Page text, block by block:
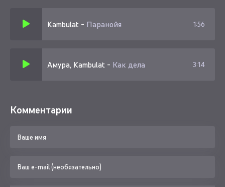
Kambulat - Паранойя 1:56
Амура, Kambulat - Как дела 3:14
Комментарии